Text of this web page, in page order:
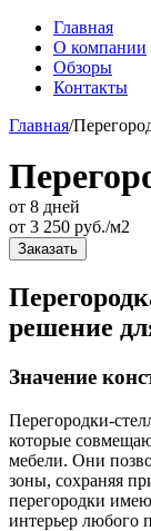
Главная
О компании
Обзоры
Контакты
Главная/
от 8 дней
от 3 250 руб./м2
Заказать
решение
Значение
Перегородки-
которые
мебели. Они
зоны, сохраняя
перегородки
интерьер любого